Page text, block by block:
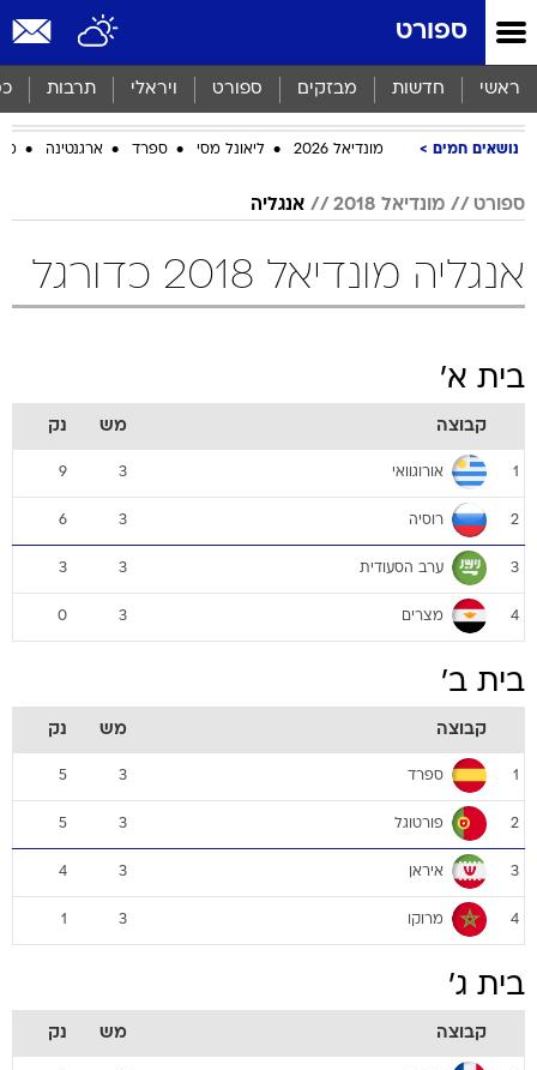
ספורט
ראשי חדשות מבזקים ספורט ויראלי תרבות
נושאים חמים מונדיאל 2026 ליאונל מסי ספרד ארגנטינה
ספורט מונדיאל 2018 אנגליה
אנגליה מונדיאל 2018 כדורגל
בית א'
קבוצה מש נק
1 אורוגוואי 3
9
2 רוסיה 3
6
3 ערב הסעודית 3
3
4 מצרים 3
0
בית ב'
קבוצה מש נק
1 ספרד 3
5
2 פורטוגל 3
5
3 איראן 3
4
4 מרוקו 3
1
בית ג'
קבוצה מש נק